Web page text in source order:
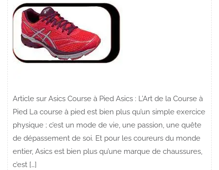
Article sur Asics Course à Pied Asics : L’Art de la Course à
Pied La course à pied est bien plus qu’un simple exercice
physique ; c’est un mode de vie, une passion, une quête
de dépassement de soi. Et pour les coureurs du monde
entier, Asics est bien plus qu’une marque de chaussures,
c’est […]